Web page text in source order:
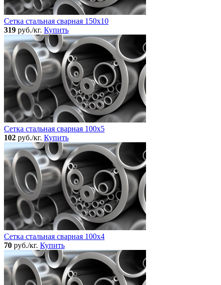
Сетка стальная сварная 150x10
319 руб./кг. Купить
Сетка стальная сварная 100x5
102 руб./кг. Купить
Сетка стальная сварная 100x4
70 руб./кг. Купить